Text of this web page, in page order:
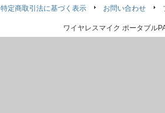
特定商取引法に基づく表示 お問い合わせ
ワイヤレスマイク ポータブル